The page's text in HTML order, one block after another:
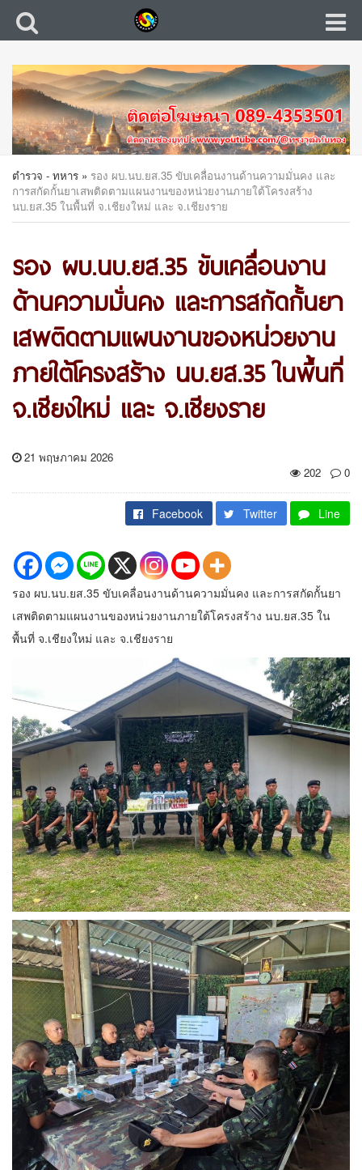
ตำรวจ - ทหาร » รอง ผบ.นบ.ยส.35 ขับเคลื่อนงานด้านความมั่นคง และ
การสกัดกั้นยาเสพติดตามแผนงานของหน่วยงานภายใต้โครงสร้าง
นบ.ยส.35 ในพื้นที่ จ.เชียงใหม่ และ จ.เชียงราย
รอง ผบ.นบ.ยส.35 ขับเคลื่อนงาน
ด้านความมั่นคง และการสกัดกั้นยา
เสพติดตามแผนงานของหน่วยงาน
ภายใต้โครงสร้าง นบ.ยส.35 ในพื้นที่
จ.เชียงใหม่ และ จ.เชียงราย
21 พฤษภาคม 2026
202
0
Facebook Twitter Line
รอง ผบ.นบ.ยส.35 ขับเคลื่อนงานด้านความมั่นคง และการสกัดกั้นยา
เสพติดตามแผนงานของหน่วยงานภายใต้โครงสร้าง นบ.ยส.35 ใน
พื้นที่ จ.เชียงใหม่ และ จ.เชียงราย